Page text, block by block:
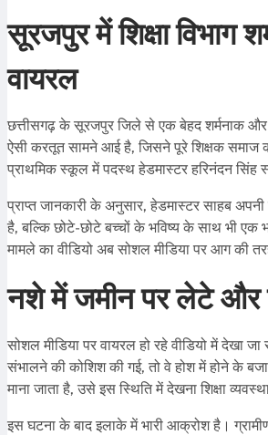
सूरजपुर में शिक्षा विभाग
वायरल
छत्तीसगढ़ के सूरजपुर जिले से एक बेहद शर्मनाक और
ऐसी करतूत सामने आई है, जिसने पूरे शिक्षक समाज
प्राथमिक स्कूल में पदस्थ हेडमास्टर हरिनंदन
प्राप्त जानकारी के अनुसार, हेडमास्टर साहब
है, बल्कि छोटे-छोटे बच्चों के भविष्य के साथ भी एक
मामले का वीडियो अब सोशल मीडिया पर आग की
नशे में जमीन पर लेटे और
सोशल मीडिया पर वायरल हो रहे वीडियो में
संभालने की कोशिश की गई, तो वे होश में होने के
माना जाता है, उसे इस स्थिति में देखना शिक्षा
इस घटना के बाद इलाके में भारी आक्रोश है।